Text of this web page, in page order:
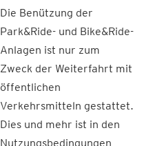
Die Benützung der
Park&Ride- und Bike&Ride-
Anlagen ist nur zum
Zweck der Weiterfahrt mit
öffentlichen
Verkehrsmitteln gestattet.
Dies und mehr ist in den
Nutzungsbedingungen